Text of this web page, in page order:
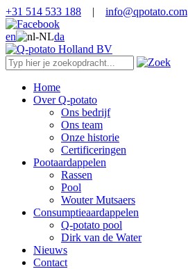
+31 514 533 188 | info@qpotato.com
en da
Home
Over Q-potato
Ons bedrijf
Ons team
Onze historie
Certificeringen
Pootaardappelen
Rassen
Pool
Wouter Mutsaers
Consumptieaardappelen
Q-potato pool
Dirk van de Water
Nieuws
Contact